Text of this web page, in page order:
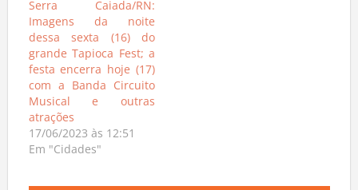
Serra Caiada/RN:
Imagens da noite
dessa sexta (16) do
grande Tapioca Fest; a
festa encerra hoje (17)
com a Banda Circuito
Musical e outras
atrações
17/06/2023 às 12:51
Em "Cidades"